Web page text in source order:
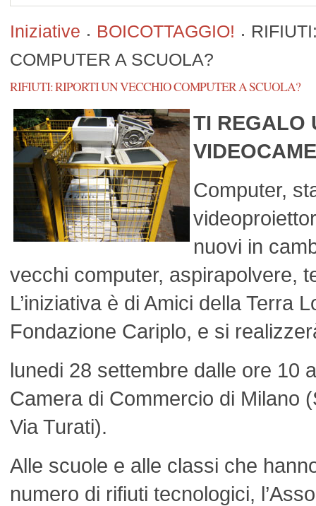
Iniziative BOICOTTAGGIO!
COMPUTER A SCUOLA?
RIFIUTI: RIPORTI UN VECCHIO COMPUTER A SCUOLA?
TI REGALO
Computer,
nuovi in
vecchi computer, aspirapolvere,
L’iniziativa è di Amici della Terra
Fondazione Cariplo, e si
lunedi 28 settembre dalle ore 10
Camera di Commercio di Milano
Via Turati).
Alle scuole e alle classi che
numero di rifiuti tecnologici,